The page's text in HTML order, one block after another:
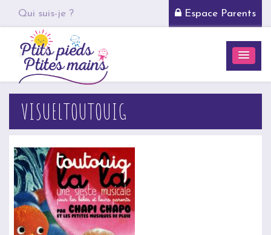
Qui suis-je ? Espace Parents
VISUELTOUTOUIG